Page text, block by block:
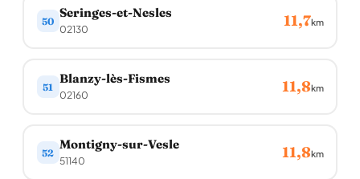
50
Seringes-et-Nesles
02130 11,7km
51
Blanzy-lès-Fismes
02160 11,8km
52
Montigny-sur-Vesle
51140 11,8km